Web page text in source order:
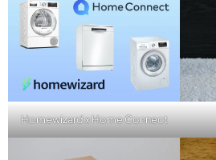
Homewizard x Home Connect